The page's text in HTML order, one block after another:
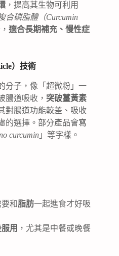
，提高其生物可利用
合磷脂體（Curcumin
適合長期補充、慢性症
）技術
分子，像「超微粉」一
腸道吸收， 突破薑黃素
對腸道功能較差、吸收
的選擇。部分產品會寫
curcumin 」等字樣。
和脂肪一起進食才好吸
用 ，尤其是中餐或晚餐